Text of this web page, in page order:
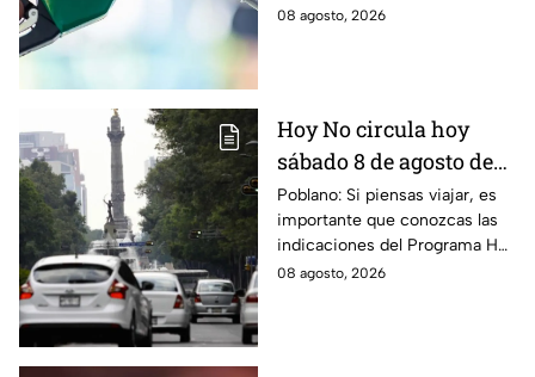
combustible cambia todos los
08 agosto, 2026
Hoy No circula hoy
sábado 8 de agosto de
2026: ¿Qué autos no
transitan en la CDMX y
EdoMex?
Poblano: Si piensas viajar, es
importante que conozcas las
indicaciones del Programa Hoy
No Circula HOY sábado 8 de
08 agosto, 2026